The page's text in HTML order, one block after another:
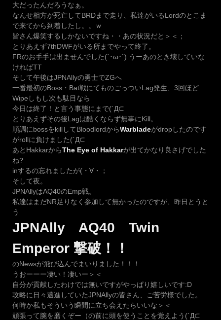
大だったんだろうなぁ。
なんせ相方が死亡してBRDまで走り、私達がいるLordのとこま
で来てから到着したし。。ｗ
皆さん爆笑するしかないですね・・あの状況だと＞＜；
とりあえず7thDWFがいる所までやって終了。
FRのお手手は出ませんでした(´･ω･`) うーあのとき壊していな
ければTT
そして午後はJPNAllyの勇士でZGへ
一番最初のBoss・Bat戦にてものごっついLag発生、3回ほど
Wipeしもし次も駄目なら
今日は終了！と言う事態にまで(´Д⊂
とりあえずその後Lagは酷くならず無事にKill。
順調にbossをkillしてBloodlordからWarbladeがdropしたのです
がrollに負けました(´Д⊂
あとHakkarからThe Eye of Hakkarが出てかなり良さげでした
ね?
inするの忘れましたが(・∀・；
そして夜。
JPNAllyはAQ40のEmp戦。
私達はまだNR足りなく参加して無かったのですが、昨日とうと
う
JPNAlly AQ40 Twin
Emperor 撃破！！
のNewsが飛び込んでまいりました！！！
うおーーー凄い！凄いー＞＜
自分が貢献したわけでは無いですがやっぱり嬉しいです:D
攻略に日々邁進していたJPNAllyの皆さん、ご苦労様でした。
何時か私もそういう瞬間に立ち会えたらいいな＞＜
頑張って腕を磨くぞー（の前に頭を使うことを覚えよう(´Д⊂